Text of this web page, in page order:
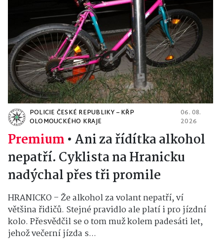
POLICIE ČESKÉ REPUBLIKY – KŘP
OLOMOUCKÉHO KRAJE
06. 08.
2026
Premium • Ani za řídítka alkohol
nepatří. Cyklista na Hranicku
nadýchal přes tři promile
HRANICKO – Že alkohol za volant nepatří, ví
většina řidičů. Stejné pravidlo ale platí i pro jízdní
kolo. Přesvědčil se o tom muž kolem padesáti let,
jehož večerní jízda s...